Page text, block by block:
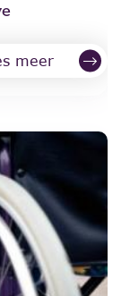
meer